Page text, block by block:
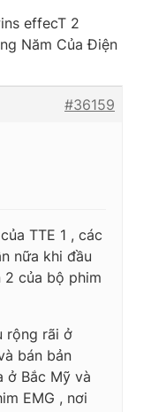
effecT 2
Năm Của Điện
#36159
TTE 1 , các
nữa khi đầu
của bộ phim
rộng rãi ở
bán bản
ở Bắc Mỹ và
EMG , nơi